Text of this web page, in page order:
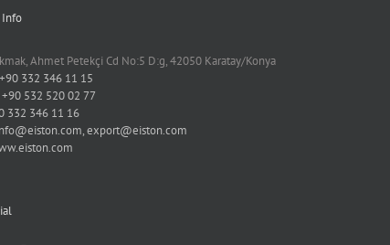
Info
Ahmet Petekçi Cd No:5 D:g, 42050 Karatay/Konya
+90 332 346 11 15
+90 532 520 02 77
332 346 11 16
export@eiston.com